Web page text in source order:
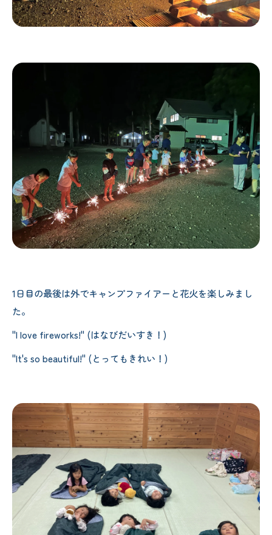
1日目の最後は外でキャンプファイアーと花火を楽しみまし
た。
"I love fireworks!" (はなびだいすき！)
"It's so beautiful!" (とってもきれい！)